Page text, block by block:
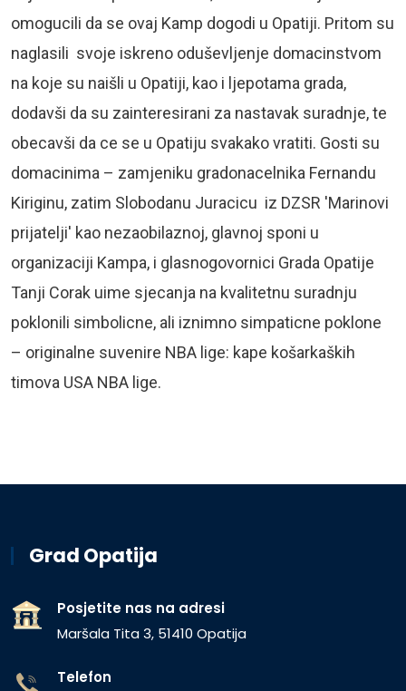
omogucili da se ovaj Kamp dogodi u Opatiji. Pritom su
naglasili svoje iskreno oduševljenje domacinstvom
na koje su naišli u Opatiji, kao i ljepotama grada,
dodavši da su zainteresirani za nastavak suradnje, te
obecavši da ce se u Opatiju svakako vratiti. Gosti su
domacinima – zamjeniku gradonacelnika Fernandu
Kiriginu, zatim Slobodanu Juracicu iz DZSR 'Marinovi
prijatelji' kao nezaobilaznoj, glavnoj sponi u
organizaciji Kampa, i glasnogovornici Grada Opatije
Tanji Corak uime sjecanja na kvalitetnu suradnju
poklonili simbolicne, ali iznimno simpaticne poklone
– originalne suvenire NBA lige: kape košarkaških
timova USA NBA lige.
Grad Opatija
Posjetite nas na adresi
Maršala Tita 3, 51410 Opatija
Telefon